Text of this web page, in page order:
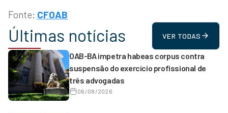
Fonte: CFOAB
Últimas notícias VER TODAS
OAB-BA impetra habeas corpus contra
suspensão do exercício profissional de
três advogadas
06/08/2026